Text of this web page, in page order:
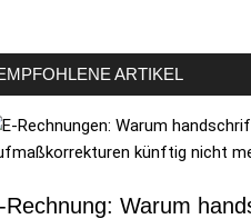
ARTIKEL
Rechnung: Warum